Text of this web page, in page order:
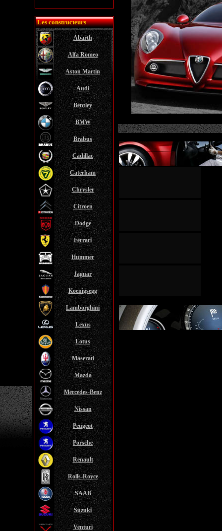
Les constructeurs
Abarth
Alfa Romeo
Aston Martin
Audi
Bentley
BMW
Brabus
Cadillac
Caterham
Chrysler
Citroen
Dodge
Ferrari
Hummer
Jaguar
Koenigsegg
Lamborghini
Lexus
Lotus
Maserati
Mazda
Mercedes-Benz
Nissan
Peugeot
Porsche
Renault
Rolls-Royce
SAAB
Suzuki
Venturi